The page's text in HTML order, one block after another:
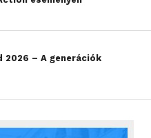
2026 – A generációk